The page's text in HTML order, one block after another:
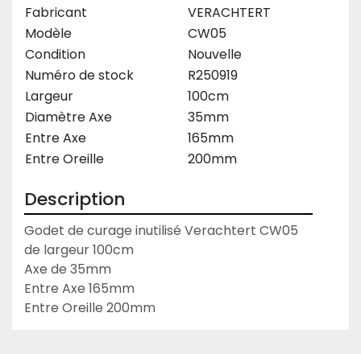
Fabricant
VERACHTERT
Modèle
CW05
Condition
Nouvelle
Numéro de stock
R250919
Largeur
100cm
Diamètre Axe
35mm
Entre Axe
165mm
Entre Oreille
200mm
Description
Godet de curage inutilisé Verachtert CW05
de largeur 100cm
Axe de 35mm
Entre Axe 165mm
Entre Oreille 200mm